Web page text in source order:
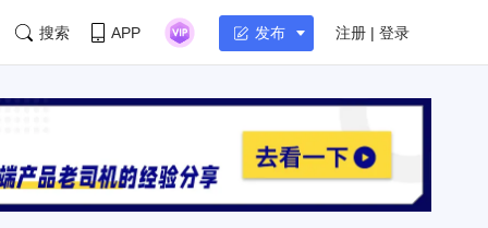
搜索 APP 发布 注册 | 登录